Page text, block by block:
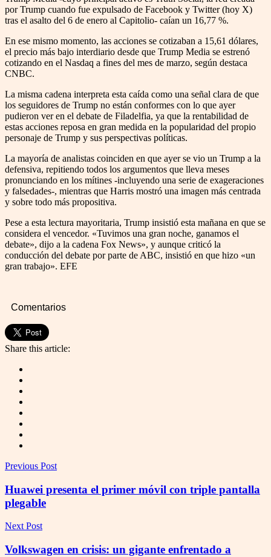
por Trump cuando fue expulsado de Facebook y Twitter (hoy X)
tras el asalto del 6 de enero al Capitolio- caían un 16,77 %.
En ese mismo momento, las acciones se cotizaban a 15,61 dólares,
el precio más bajo interdiario desde que Trump Media se estrenó
cotizando en el Nasdaq a fines del mes de marzo, según destaca
CNBC.
La misma cadena interpreta esta caída como una señal clara de que
los seguidores de Trump no están conformes con lo que ayer
pudieron ver en el debate de Filadelfia, ya que la rentabilidad de
estas acciones reposa en gran medida en la popularidad del propio
personaje de Trump y sus perspectivas políticas.
La mayoría de analistas coinciden en que ayer se vio un Trump a la
defensiva, repitiendo todos los argumentos que lleva meses
pronunciando en los mítines -incluyendo una serie de exageraciones
y falsedades-, mientras que Harris mostró una imagen más centrada
y sobre todo más propositiva.
Pese a esta lectura mayoritaria, Trump insistió esta mañana en que se
considera el vencedor. «Tuvimos una gran noche, ganamos el
debate», dijo a la cadena Fox News», y aunque criticó la
conducción del debate por parte de ABC, insistió en que hizo «un
gran trabajo». EFE
Comentarios
Share this article:
Previous Post
Huawei presenta el primer móvil con triple pantalla
plegable
Next Post
Volkswagen en crisis: un gigante enfrentado a